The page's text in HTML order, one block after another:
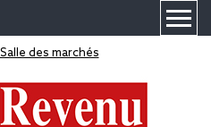
des marchés